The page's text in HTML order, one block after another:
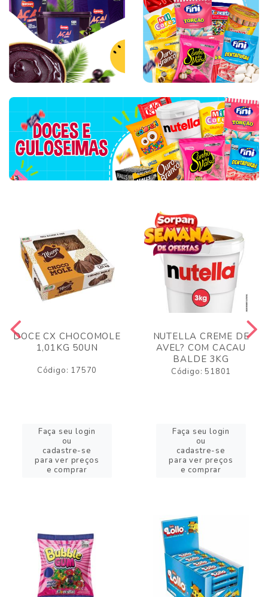
DOCE CX CHOCOMOLE
1,01KG 50UN
Código: 17570
Faça seu login
ou
cadastre-se
para ver preços
e comprar
NUTELLA CREME DE
AVEL? COM CACAU
BALDE 3KG
Código: 51801
Faça seu login
ou
cadastre-se
para ver preços
e comprar